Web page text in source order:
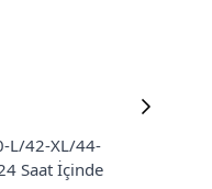
L/42-XL/44-
Saat İçinde